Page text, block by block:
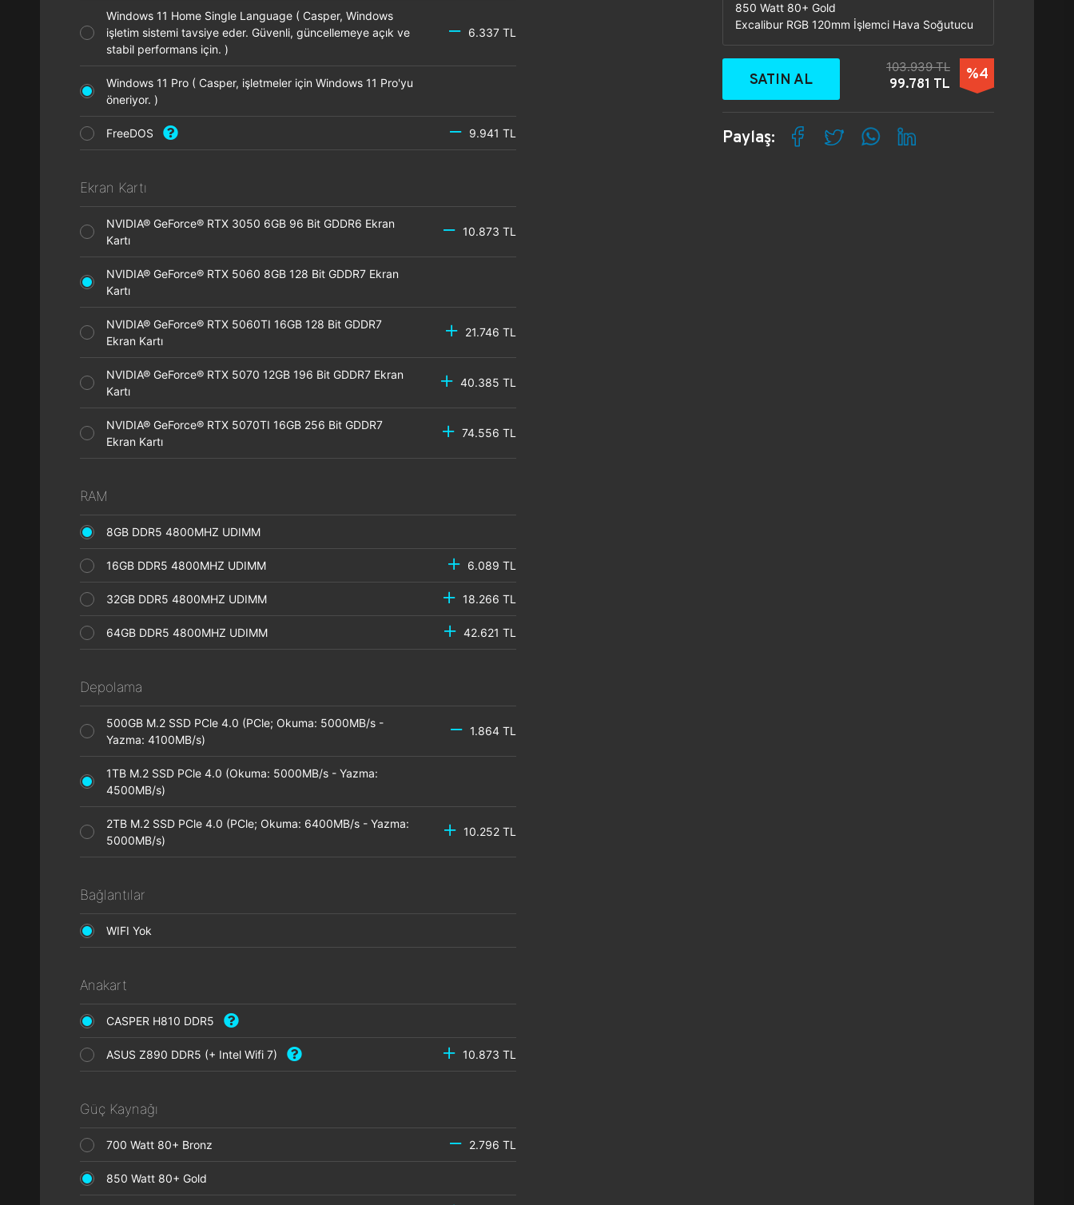
Windows 11 Home Single Language ( Casper, Windows
işletim sistemi tavsiye eder. Güvenli, güncellemeye açık ve
stabil performans için. )
6.337 TL
Windows 11 Pro ( Casper, işletmeler için Windows 11 Pro'yu
öneriyor. )
FreeDOS 9.941 TL
Ekran Kartı
NVIDIA® GeForce® RTX 3050 6GB 96 Bit GDDR6 Ekran
Kartı
10.873 TL
NVIDIA® GeForce® RTX 5060 8GB 128 Bit GDDR7 Ekran
Kartı
NVIDIA® GeForce® RTX 5060TI 16GB 128 Bit GDDR7
Ekran Kartı
21.746 TL
NVIDIA® GeForce® RTX 5070 12GB 196 Bit GDDR7 Ekran
Kartı
40.385 TL
NVIDIA® GeForce® RTX 5070TI 16GB 256 Bit GDDR7
Ekran Kartı
74.556 TL
RAM
8GB DDR5 4800MHZ UDIMM
16GB DDR5 4800MHZ UDIMM 6.089 TL
32GB DDR5 4800MHZ UDIMM 18.266 TL
64GB DDR5 4800MHZ UDIMM 42.621 TL
Depolama
500GB M.2 SSD PCle 4.0 (PCle; Okuma: 5000MB/s -
Yazma: 4100MB/s)
1.864 TL
1TB M.2 SSD PCle 4.0 (Okuma: 5000MB/s - Yazma:
4500MB/s)
2TB M.2 SSD PCle 4.0 (PCle; Okuma: 6400MB/s - Yazma:
5000MB/s)
10.252 TL
Bağlantılar
WIFI Yok
Anakart
CASPER H810 DDR5
ASUS Z890 DDR5 (+ Intel Wifi 7) 10.873 TL
Güç Kaynağı
700 Watt 80+ Bronz 2.796 TL
850 Watt 80+ Gold
850 Watt 80+ Gold
Excalibur RGB 120mm İşlemci Hava Soğutucu
SATIN AL
103.939 TL
99.781 TL
%4
Paylaş: